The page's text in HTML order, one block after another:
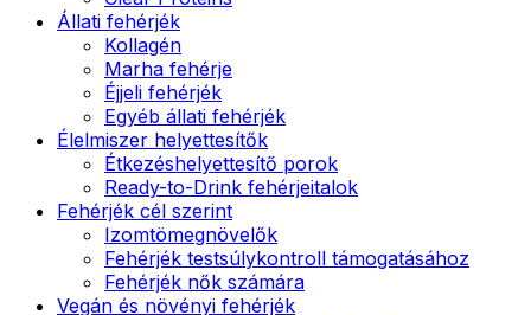
Állati fehérjék
Kollagén
Marha fehérje
Éjjeli fehérjék
Egyéb állati fehérjék
Élelmiszer helyettesítők
Étkezéshelyettesítő porok
Ready-to-Drink fehérjeitalok
Fehérjék cél szerint
Izomtömegnövelők
Fehérjék testsúlykontroll támogatásához
Fehérjék nők számára
Vegán és növényi fehérjék